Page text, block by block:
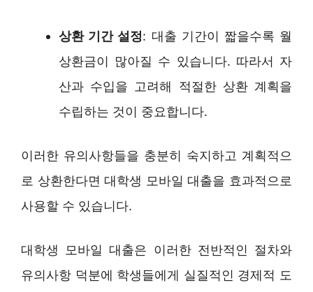
상환 기간 설정: 대출 기간이 짧을수록 월
상환금이 많아질 수 있습니다. 따라서 자
산과 수입을 고려해 적절한 상환 계획을
수립하는 것이 중요합니다.
이러한 유의사항들을 충분히 숙지하고 계획적으
로 상환한다면 대학생 모바일 대출을 효과적으로
사용할 수 있습니다.
대학생 모바일 대출은 이러한 전반적인 절차와
유의사항 덕분에 학생들에게 실질적인 경제적 도